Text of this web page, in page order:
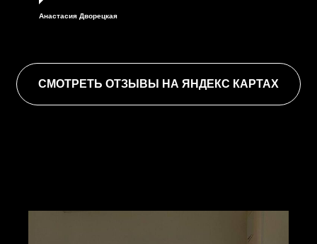
Анастасия Дворецкая
СМОТРЕТЬ ОТЗЫВЫ НА ЯНДЕКС КАРТАХ